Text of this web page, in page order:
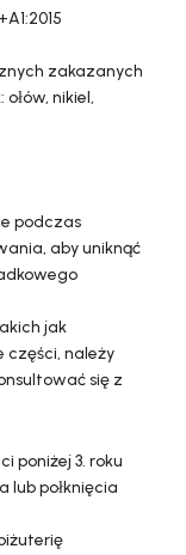
zakazanych
nikiel,
podczas
aby uniknąć
jak
części, należy
się z
poniżej 3. roku
lub połknięcia